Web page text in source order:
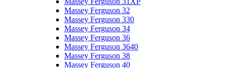
Massey Ferguson 32
Massey Ferguson 330
Massey Ferguson 34
Massey Ferguson 36
Massey Ferguson 3640
Massey Ferguson 38
Massey Ferguson 40